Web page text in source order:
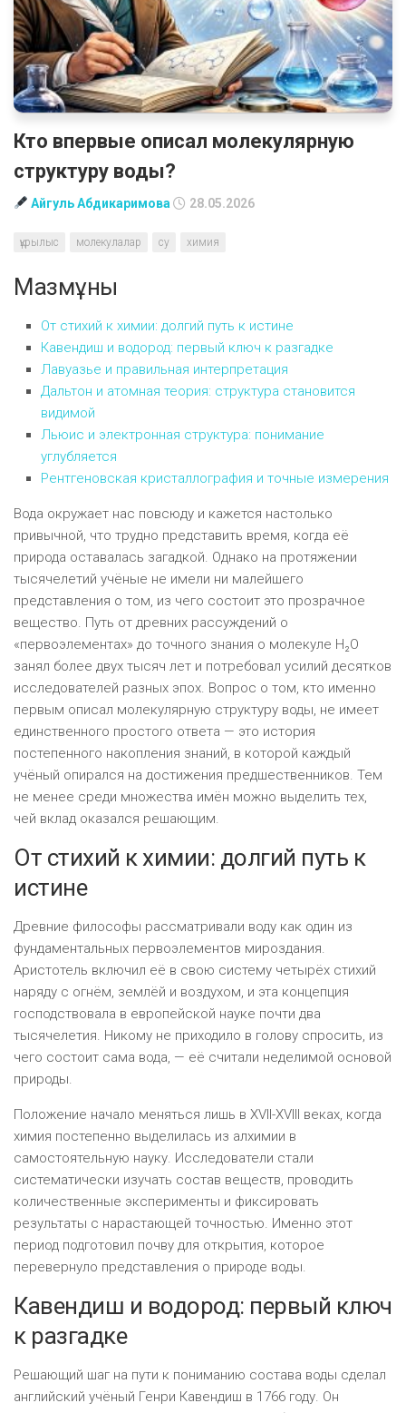
Кто впервые описал молекулярную
структуру воды?
Айгуль Абдикаримова 28.05.2026
құрылыс молекулалар су химия
Мазмұны
От стихий к химии: долгий путь к истине
Кавендиш и водород: первый ключ к разгадке
Лавуазье и правильная интерпретация
Дальтон и атомная теория: структура становится
видимой
Льюис и электронная структура: понимание
углубляется
Рентгеновская кристаллография и точные измерения
Вода окружает нас повсюду и кажется настолько
привычной, что трудно представить время, когда её
природа оставалась загадкой. Однако на протяжении
тысячелетий учёные не имели ни малейшего
представления о том, из чего состоит это прозрачное
вещество. Путь от древних рассуждений о
«первоэлементах» до точного знания о молекуле H₂O
занял более двух тысяч лет и потребовал усилий десятков
исследователей разных эпох. Вопрос о том, кто именно
первым описал молекулярную структуру воды, не имеет
единственного простого ответа — это история
постепенного накопления знаний, в которой каждый
учёный опирался на достижения предшественников. Тем
не менее среди множества имён можно выделить тех,
чей вклад оказался решающим.
От стихий к химии: долгий путь к
истине
Древние философы рассматривали воду как один из
фундаментальных первоэлементов мироздания.
Аристотель включил её в свою систему четырёх стихий
наряду с огнём, землёй и воздухом, и эта концепция
господствовала в европейской науке почти два
тысячелетия. Никому не приходило в голову спросить, из
чего состоит сама вода, — её считали неделимой основой
природы.
Положение начало меняться лишь в XVII-XVIII веках, когда
химия постепенно выделилась из алхимии в
самостоятельную науку. Исследователи стали
систематически изучать состав веществ, проводить
количественные эксперименты и фиксировать
результаты с нарастающей точностью. Именно этот
период подготовил почву для открытия, которое
перевернуло представления о природе воды.
Кавендиш и водород: первый ключ
к разгадке
Решающий шаг на пути к пониманию состава воды сделал
английский учёный Генри Кавендиш в 1766 году. Он